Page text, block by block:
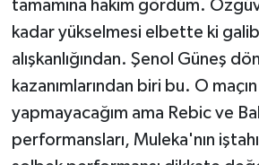
tamamına hakim gördüm.
kadar yükselmesi elbette ki
alışkanlığından. Şenol Güneş
kazanımlarından biri bu. O
yapmayacağım ama Rebic ve
performansları, Muleka'nın
At Yarışı
Bisiklet
Boks